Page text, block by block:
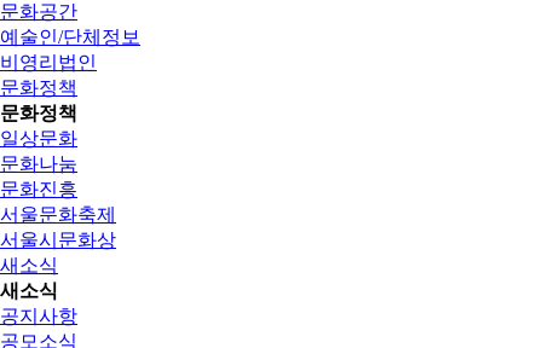
문화공간
예술인/단체정보
비영리법인
문화정책
문화정책
일상문화
문화나눔
문화진흥
서울문화축제
서울시문화상
새소식
새소식
공지사항
공모소식